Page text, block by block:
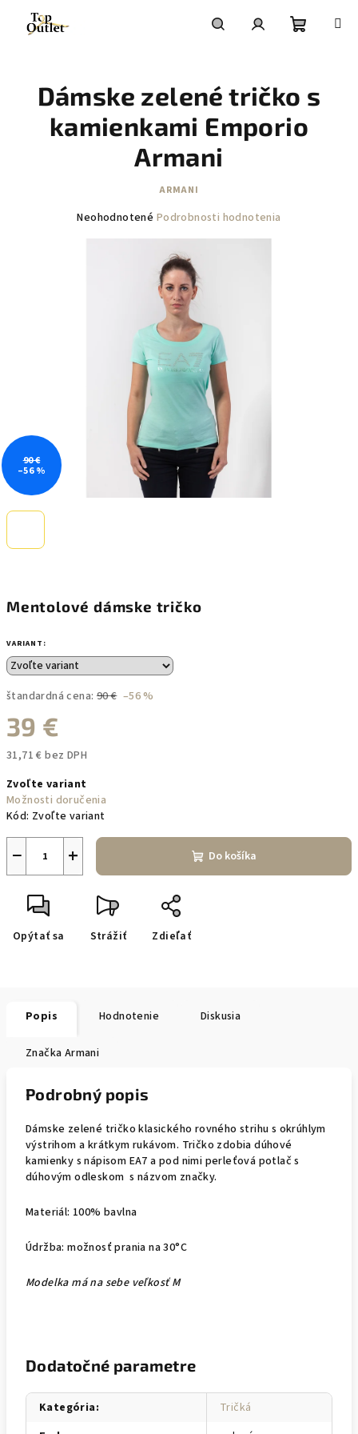
obsah
košík
Mentolové dámske tričko
VARIANT:
štandardná cena: 90 € –56 %
39 €
31,71 € bez DPH
cena:
Zvoľte variant
Možnosti doručenia
Kód: Zvoľte variant
+
− Do košíka
Opýtať sa Strážiť Zdieľať
Dámske zelené tričko s
kamienkami Emporio
Armani
ARMANI
Priemerné
Neohodnotené Podrobnosti hodnotenia
90 €
–56 %
Popis Hodnotenie Diskusia
Značka Armani
Podrobný popis
Dámske zelené tričko klasického rovného strihu s okrúhlym
výstrihom a krátkym rukávom. Tričko zdobia dúhové
kamienky s nápisom EA7 a pod nimi perleťová potlač s
dúhovým odleskom s názvom značky.
Materiál: 100% bavlna
Údržba: možnosť prania na 30°C
Modelka má na sebe veľkosť M
Dodatočné parametre
Kategória:
Tričká